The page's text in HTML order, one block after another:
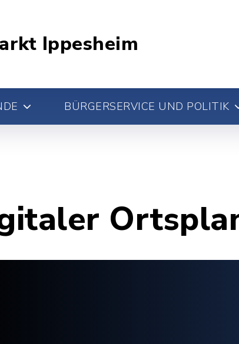
Ippesheim
BÜRGERSERVICE UND POLITIK